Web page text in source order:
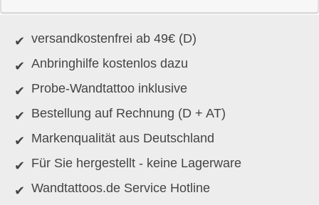
versandkostenfrei ab 49€ (D)
Anbringhilfe kostenlos dazu
Probe-Wandtattoo inklusive
Bestellung auf Rechnung (D + AT)
Markenqualität aus Deutschland
Für Sie hergestellt - keine Lagerware
Wandtattoos.de Service Hotline